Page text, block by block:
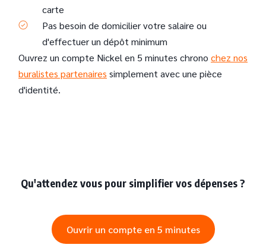
carte
Pas besoin de domicilier votre salaire ou
d'effectuer un dépôt minimum
Ouvrez un compte Nickel en 5 minutes chrono chez nos
buralistes partenaires simplement avec une pièce
d'identité.
Qu'attendez vous pour simplifier vos dépenses ?
Ouvrir un compte en 5 minutes